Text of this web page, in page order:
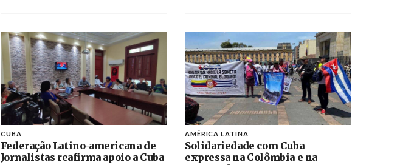
CUBA
Federação Latino-americana de
Jornalistas reafirma apoio a Cuba
AMÉRICA LATINA
Solidariedade com Cuba
expressa na Colômbia e na